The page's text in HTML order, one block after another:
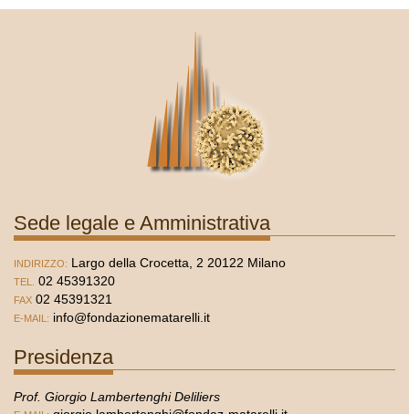
Sede legale e Amministrativa
INDIRIZZO: Largo della Crocetta, 2 20122 Milano
TEL. 02 45391320
FAX 02 45391321
E-MAIL: info@fondazionematarelli.it
Presidenza
Prof. Giorgio Lambertenghi Deliliers